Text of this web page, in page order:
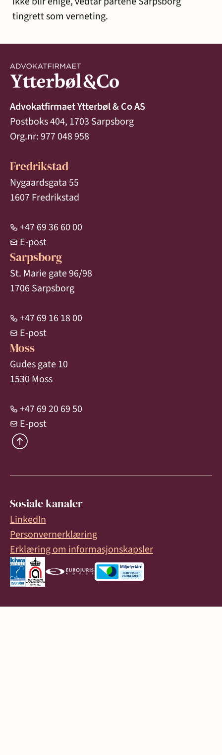
tingrett som verneting.
Advokatfirmaet Ytterbøl & Co AS
Postboks 404, 1703 Sarpsborg
Org.nr: 977 048 958
Fredrikstad
Nygaardsgata 55
1607 Fredrikstad
+47 69 36 60 00
E-post
Sarpsborg
St. Marie gate 96/98
1706 Sarpsborg
+47 69 16 18 00
E-post
Moss
Gudes gate 10
1530 Moss
+47 69 20 69 50
E-post
Sosiale kanaler
LinkedIn
Personvernerklæring
Erklæring om informasjonskapsler